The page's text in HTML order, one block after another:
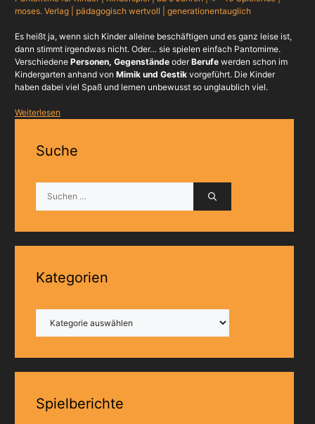
moses. Verlag | pädagogisch wertvoll | generationentauglich
Es heißt ja, wenn sich Kinder alleine beschäftigen und es ganz leise ist,
dann stimmt irgendwas nicht. Oder… sie spielen einfach Pantomime.
Verschiedene Personen, Gegenstände oderBerufewerden schon im
Kindergarten anhand von Mimik und Gestikvorgeführt. Die Kinder
haben dabei viel Spaß und lernen unbewusst so unglaublich viel.
Weiterlesen
Suche
nach:
Kategorien
Spielberichte